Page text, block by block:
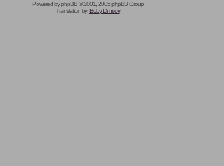
Powered byphpBB© 2001, 2005 phpBB Group
Translation by:Boby Dimitrov